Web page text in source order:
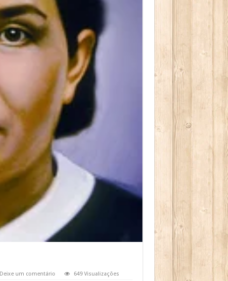
Deixe um comentário 649 Visualizações